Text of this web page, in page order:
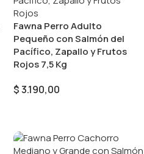
Fawna Perro Adulto
Pequeño con Salmón del
Pacífico, Zapallo y Frutos
Rojos 7,5 Kg
$3.190,00